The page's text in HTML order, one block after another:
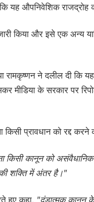
यह औपनिवेशिक
किया और इसे एक अन्य
रामकृष्णन ने दलील दी कि
मीडिया के सरकार पर
किसी प्रावधान को रद्द
किसी कानून को
की शक्ति में अंतर है।"
हुए कहा, "दंडात्मक कानून